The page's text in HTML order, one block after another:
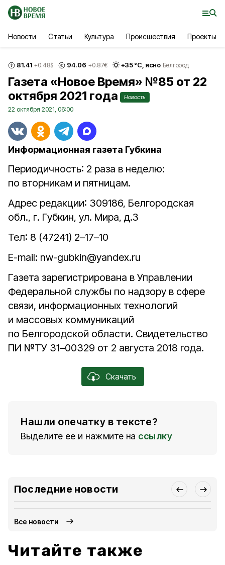
Новости Статьи Культура Происшествия Проекты
81.41 +0.48$ 94.06 +0.87€ +35°С, ясно Белгород
Газета «Новое Время» №85 от 22
октября 2021 года
Новость
22 октября 2021, 06:00
Информационная газета Губкина
Периодичность: 2 раза в неделю:
по вторникам и пятницам.
Адрес редакции: 309186, Белгородская
обл., г. Губкин, ул. Мира, д.3
Тел: 8 (47241) 2–17–10
E-mail: nw-gubkin@yandex.ru
Газета зарегистрирована в Управлении
Федеральной службы по надзору в сфере
связи, информационных технологий
и массовых коммуникаций
по Белгородской области. Свидетельство
ПИ №ТУ 31–00329 от 2 августа 2018 года.
Скачать
Нашли опечатку в тексте?
Выделите ее и нажмите на ссылку
Последние новости
Все новости
Читайте также